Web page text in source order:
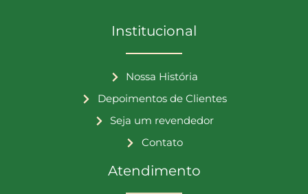
Institucional
Nossa História
Depoimentos de Clientes
Seja um revendedor
Contato
Atendimento